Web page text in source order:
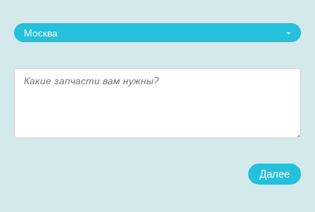
Москва
Далее